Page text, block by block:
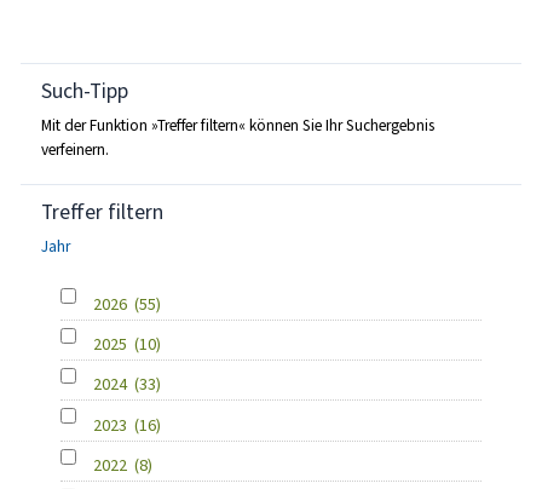
Such-Tipp
Mit der Funktion »Treffer filtern« können Sie Ihr Suchergebnis
verfeinern.
Treffer filtern
Jahr
2026 (55)
2025 (10)
2024 (33)
2023 (16)
2022 (8)